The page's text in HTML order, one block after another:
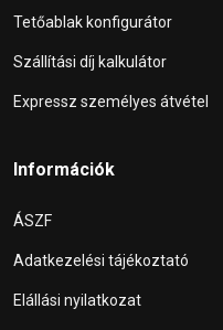
Tetőablak konfigurátor
Szállítási díj kalkulátor
Expressz személyes átvétel
Információk
ÁSZF
Adatkezelési tájékoztató
Elállási nyilatkozat